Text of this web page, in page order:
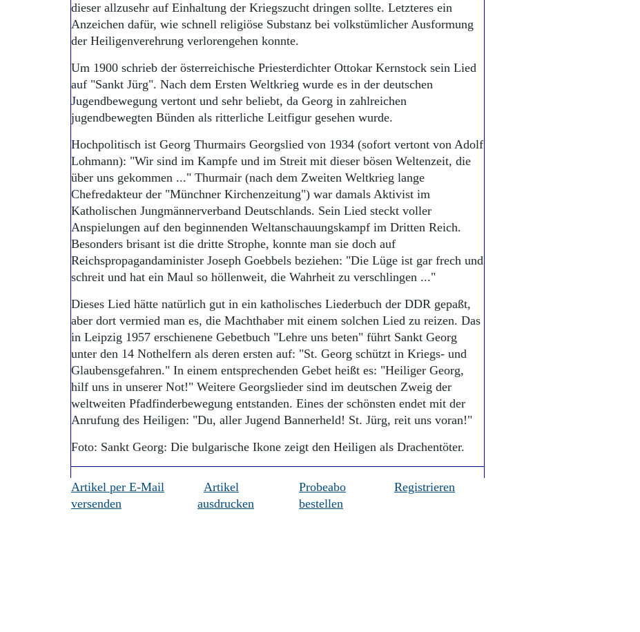
dieser allzusehr auf Einhaltung der Kriegszucht dringen sollte. Letzteres ein
Anzeichen dafür, wie schnell religiöse Substanz bei volkstümlicher Ausformung
der Heiligenverehrung verlorengehen konnte.
Um 1900 schrieb der österreichische Priesterdichter Ottokar Kernstock sein Lied
auf "Sankt Jürg". Nach dem Ersten Weltkrieg wurde es in der deutschen
Jugendbewegung vertont und sehr beliebt, da Georg in zahlreichen
jugendbewegten Bünden als ritterliche Leitfigur gesehen wurde.
Hochpolitisch ist Georg Thurmairs Georgslied von 1934 (sofort vertont von Adolf
Lohmann): "Wir sind im Kampfe und im Streit mit dieser bösen Weltenzeit, die
über uns gekommen ..." Thurmair (nach dem Zweiten Weltkrieg lange
Chefredakteur der "Münchner Kirchenzeitung") war damals Aktivist im
Katholischen Jungmännerverband Deutschlands. Sein Lied steckt voller
Anspielungen auf den beginnenden Weltanschauungskampf im Dritten Reich.
Besonders brisant ist die dritte Strophe, konnte man sie doch auf
Reichspropagandaminister Joseph Goebbels beziehen: "Die Lüge ist gar frech und
schreit und hat ein Maul so höllenweit, die Wahrheit zu verschlingen ..."
Dieses Lied hätte natürlich gut in ein katholisches Liederbuch der DDR gepaßt,
aber dort vermied man es, die Machthaber mit einem solchen Lied zu reizen. Das
in Leipzig 1957 erschienene Gebetbuch "Lehre uns beten" führt Sankt Georg
unter den 14 Nothelfern als deren ersten auf: "St. Georg schützt in Kriegs- und
Glaubensgefahren." In einem entsprechenden Gebet heißt es: "Heiliger Georg,
hilf uns in unserer Not!" Weitere Georgslieder sind im deutschen Zweig der
weltweiten Pfadfinderbewegung entstanden. Eines der schönsten endet mit der
Anrufung des Heiligen: "Du, aller Jugend Bannerheld! St. Jürg, reit uns voran!"
Foto: Sankt Georg: Die bulgarische Ikone zeigt den Heiligen als Drachentöter.
Artikel per E-Mail
versenden
Artikel
ausdrucken
Probeabo
bestellen
Registrieren